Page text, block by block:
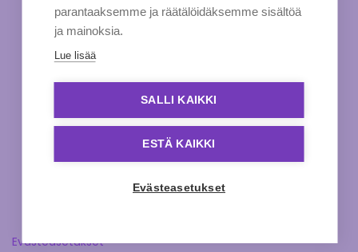
Evästeasetukset
parantaaksemme ja räätälöidäksemme sisältöä
ja mainoksia.
Lue lisää
SALLI KAIKKI
ESTÄ KAIKKI
Evästeasetukset